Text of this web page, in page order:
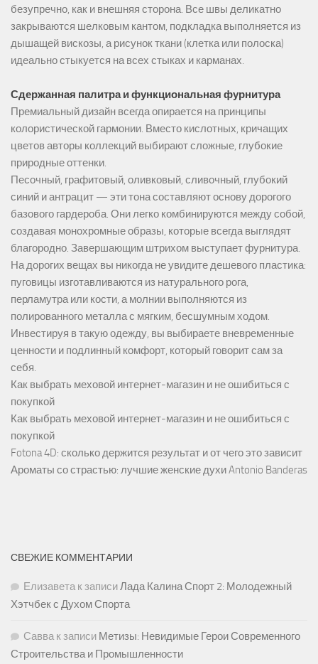
безупречно, как и внешняя сторона. Все швы деликатно
закрываются шелковым кантом, подкладка выполняется из
дышащей вискозы, а рисунок ткани (клетка или полоска)
идеально стыкуется на всех стыках и карманах.
Сдержанная палитра и функциональная фурнитура
Премиальный дизайн всегда опирается на принципы
колористической гармонии. Вместо кислотных, кричащих
цветов авторы коллекций выбирают сложные, глубокие
природные оттенки.
Песочный, графитовый, оливковый, сливочный, глубокий
синий и антрацит — эти тона составляют основу дорогого
базового гардероба. Они легко комбинируются между собой,
создавая монохромные образы, которые всегда выглядят
благородно. Завершающим штрихом выступает фурнитура.
На дорогих вещах вы никогда не увидите дешевого пластика:
пуговицы изготавливаются из натурального рога,
перламутра или кости, а молнии выполняются из
полированного металла с мягким, бесшумным ходом.
Инвестируя в такую одежду, вы выбираете вневременные
ценности и подлинный комфорт, который говорит сам за
себя.
Как выбрать меховой интернет-магазин и не ошибиться с
покупкой
Как выбрать меховой интернет-магазин и не ошибиться с
покупкой
Fotona 4D: сколько держится результат и от чего это зависит
Ароматы со страстью: лучшие женские духи Antonio Banderas
СВЕЖИЕ КОММЕНТАРИИ
Елизаветак записиЛада Калина Спорт 2: Молодежный
Хэтчбек с Духом Спорта
Саввак записи Метизы: Невидимые Герои Современного
Строительства и Промышленности